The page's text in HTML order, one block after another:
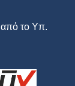
από το Υπ.